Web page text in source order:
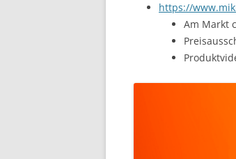
https://
Am Markt